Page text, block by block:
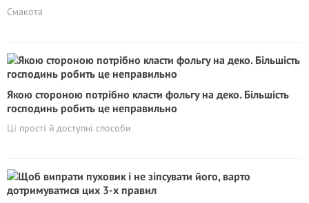
Смакота
Якою стороною потрібно класти фольгу на деко. Більшість
господинь робить це неправильно
Ці прості й доступні способи